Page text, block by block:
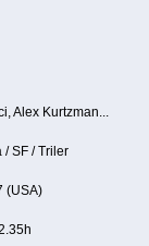
Alex Kurtzman...
/ SF / Triler
(USA)